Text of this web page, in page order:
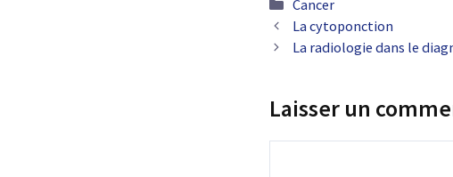
Catégories
Cancer
La cytoponction
La radiologie dans le
Laisser un